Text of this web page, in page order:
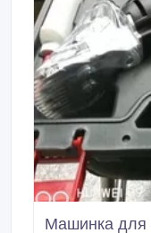
Машинка для